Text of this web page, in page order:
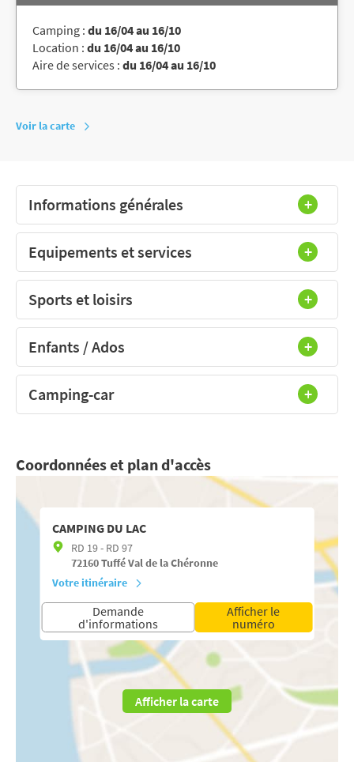
Camping : du 16/04 au 16/10
Location : du 16/04 au 16/10
Aire de services : du 16/04 au 16/10
Voir la carte
Informations générales
Equipements et services
Sports et loisirs
Enfants / Ados
Camping-car
Coordonnées et plan d'accès
CAMPING DU LAC
RD 19 - RD 97
72160Tuffé Val de la Chéronne
Votre itinéraire
Demande
d'informations
Afficher le
numéro
Afficher la carte